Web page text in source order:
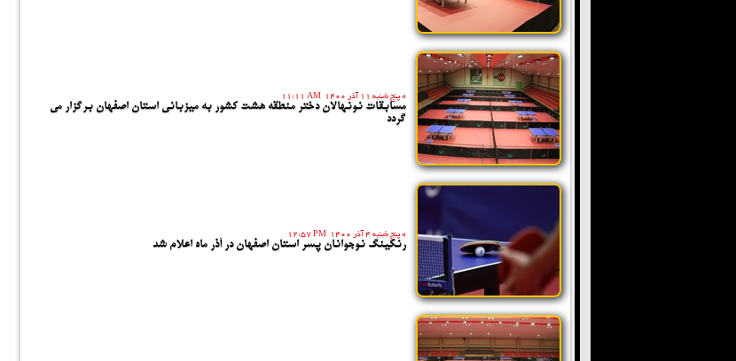
» پنج شنبه 11 آذر 1400 11:11 AM
مسابقات نونهالان دختر منطقه هشت کشور به میزبانی استان اصفهان برگزار می
گردد
» پنج شنبه 4 آذر 1400 12:57 PM
رنکینگ نوجوانان پسر استان اصفهان در آذر ماه اعلام شد